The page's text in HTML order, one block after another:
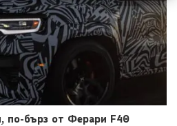
по-бърз от Ферари F40